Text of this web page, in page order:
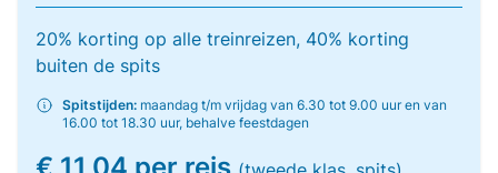
20% korting op alle treinreizen, 40% korting
buiten de spits
Spitstijden: maandag t/m vrijdag van 6.30 tot 9.00 uur en van
16.00 tot 18.30 uur, behalve feestdagen